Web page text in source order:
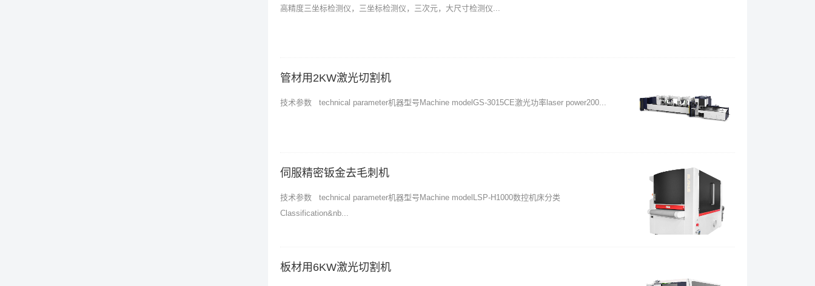
高精度三坐标检测仪，三坐标检测仪，三次元，大尺寸检测仪...
管材用2KW激光切割机
技术参数 technical parameter机器型号Machine modelGS-3015CE激光功率laser power200...
伺服精密钣金去毛刺机
技术参数 technical parameter机器型号Machine modelLSP-H1000数控机床分类
Classification&nb...
板材用6KW激光切割机